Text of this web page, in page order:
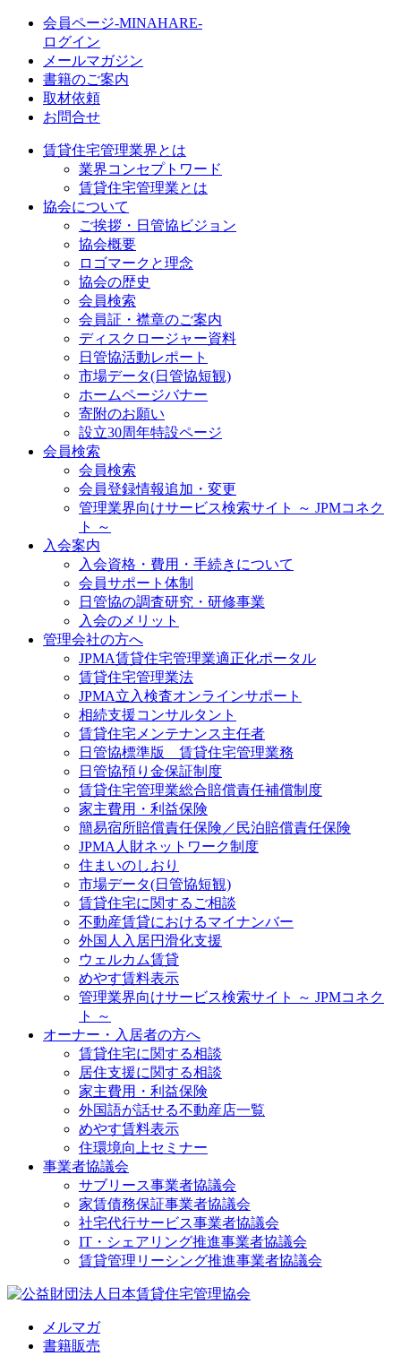
会員ページ-MINAHARE-
ログイン
メールマガジン
書籍のご案内
取材依頼
お問合せ
賃貸住宅管理業界とは
業界コンセプトワード
賃貸住宅管理業とは
協会について
ご挨拶・日管協ビジョン
協会概要
ロゴマークと理念
協会の歴史
会員検索
会員証・襟章のご案内
ディスクロージャー資料
日管協活動レポート
市場データ(日管協短観)
ホームページバナー
寄附のお願い
設立30周年特設ページ
会員検索
会員検索
会員登録情報追加・変更
管理業界向けサービス検索サイト ～ JPMコネク
ト ～
入会案内
入会資格・費用・手続きについて
会員サポート体制
日管協の調査研究・研修事業
入会のメリット
管理会社の方へ
JPMA賃貸住宅管理業適正化ポータル
賃貸住宅管理業法
JPMA立入検査オンラインサポート
相続支援コンサルタント
賃貸住宅メンテナンス主任者
日管協標準版 賃貸住宅管理業務
日管協預り金保証制度
賃貸住宅管理業総合賠償責任補償制度
家主費用・利益保険
簡易宿所賠償責任保険／民泊賠償責任保険
JPMA人財ネットワーク制度
住まいのしおり
市場データ(日管協短観)
賃貸住宅に関するご相談
不動産賃貸におけるマイナンバー
外国人入居円滑化支援
ウェルカム賃貸
めやす賃料表示
管理業界向けサービス検索サイト ～ JPMコネク
ト ～
オーナー・入居者の方へ
賃貸住宅に関する相談
居住支援に関する相談
家主費用・利益保険
外国語が話せる不動産店一覧
めやす賃料表示
住環境向上セミナー
事業者協議会
サブリース事業者協議会
家賃債務保証事業者協議会
社宅代行サービス事業者協議会
IT・シェアリング推進事業者協議会
賃貸管理リーシング推進事業者協議会
メルマガ
書籍販売